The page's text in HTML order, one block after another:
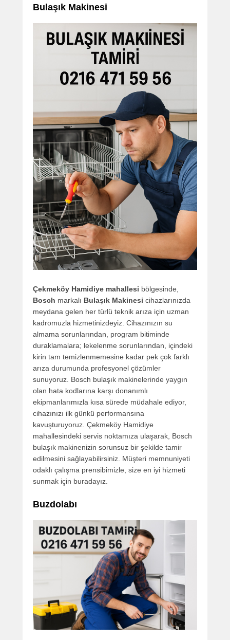
Bulaşık Makinesi
Çekmeköy Hamidiye mahallesi bölgesinde,
Bosch markalı Bulaşık Makinesi cihazlarınızda
meydana gelen her türlü teknik arıza için uzman
kadromuzla hizmetinizdeyiz. Cihazınızın su
almama sorunlarından, program bitiminde
duraklamalara; lekelenme sorunlarından, içindeki
kirin tam temizlenmemesine kadar pek çok farklı
arıza durumunda profesyonel çözümler
sunuyoruz. Bosch bulaşık makinelerinde yaygın
olan hata kodlarına karşı donanımlı
ekipmanlarımızla kısa sürede müdahale ediyor,
cihazınızı ilk günkü performansına
kavuşturuyoruz. Çekmeköy Hamidiye
mahallesindeki servis noktamıza ulaşarak, Bosch
bulaşık makinenizin sorunsuz bir şekilde tamir
edilmesini sağlayabilirsiniz. Müşteri memnuniyeti
odaklı çalışma prensibimizle, size en iyi hizmeti
sunmak için buradayız.
Buzdolabı